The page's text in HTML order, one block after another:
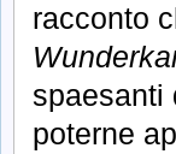
racconto
spaesanti
poterne